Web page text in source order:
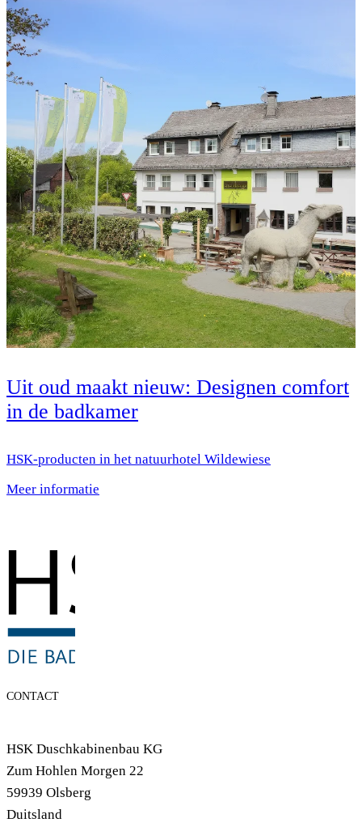
Uit oud maakt nieuw: Designen comfort
in de badkamer
HSK-producten in het natuurhotel Wildewiese
Meer informatie
CONTACT
HSK Duschkabinenbau KG
Zum Hohlen Morgen 22
59939 Olsberg
Duitsland